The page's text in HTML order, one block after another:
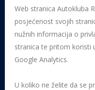
051 212 442
Pon - Pet 08:00 -
Rujevica 9/1, 51000
Web stranica Autokluba
posjećenost svojih
nužnih informacija o
stranica te pritom koristi
Google Analytics.
U koliko ne želite da se